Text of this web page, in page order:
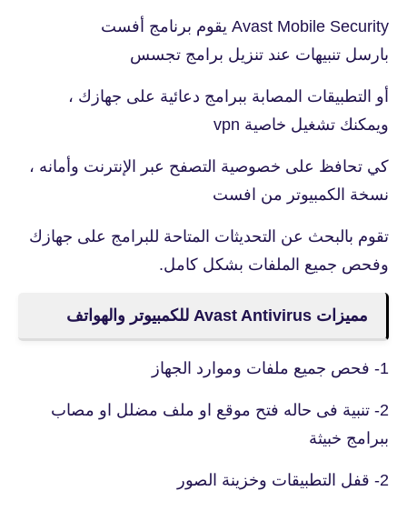
Avast Mobile Security يقوم برنامج أفست
بارسل تنبيهات عند تنزيل برامج تجسس
أو التطبيقات المصابة ببرامج دعائية على جهازك ،
ويمكنك تشغيل خاصية vpn
كي تحافظ على خصوصية التصفح عبر الإنترنت وأمانه ،
نسخة الكمبيوتر من افست
تقوم بالبحث عن التحديثات المتاحة للبرامج على جهازك
وفحص جميع الملفات بشكل كامل.
مميزات Avast Antivirus للكمبيوتر والهواتف
1- فحص جميع ملفات وموارد الجهاز
2- تنبية فى حاله فتح موقع او ملف مضلل او مصاب
ببرامج خبيثة
2- قفل التطبيقات وخزينة الصور